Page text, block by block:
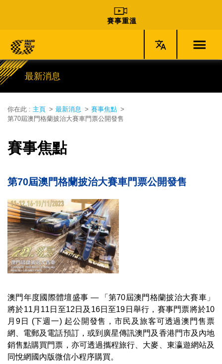
賽事重溫
最新消息
你在此 : 主頁 最新消息
賽事焦點
第70屆澳門格蘭披治大賽車門票公開發售
賽事焦點
第70屆澳門格蘭披治大賽車門票公開發售
澳門年度國際體壇盛事 — 「第70屆澳門格蘭披治大賽車」
將於11月11日至12日及16日至19日舉行，賽事門票將於10
月9日 (下週一) 起公開發售，市民及旅客可透過澳門售票
網、電郵及電話預訂，或到廣星傳訊澳門及香港門市及內地
銷售點購買門票，亦可透過攜程旅行、大麥、東瀛遊網站及
同悅網國內版微信小程序購買。